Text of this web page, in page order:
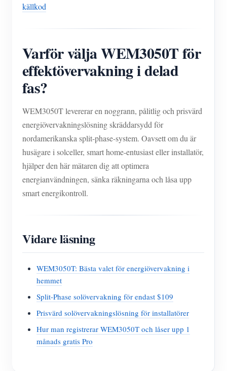
källkod
Varför välja WEM3050T för
effektövervakning i delad
fas?
WEM3050T levererar en noggrann, pålitlig och prisvärd
energiövervakningslösning skräddarsydd för
nordamerikanska split-phase-system. Oavsett om du är
husägare i solceller, smart home-entusiast eller installatör,
hjälper den här mätaren dig att optimera
energianvändningen, sänka räkningarna och låsa upp
smart energikontroll.
Vidare läsning
WEM3050T: Bästa valet för energiövervakning i
hemmet
Split-Phase solövervakning för endast $109
Prisvärd solövervakningslösning för installatörer
Hur man registrerar WEM3050T och låser upp 1
månads gratis Pro